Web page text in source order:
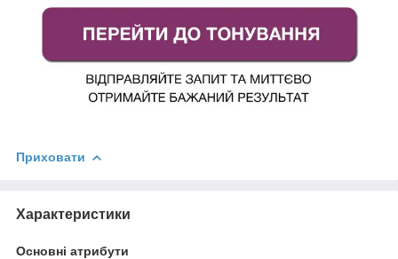
Приховати
Характеристики
Основні атрибути